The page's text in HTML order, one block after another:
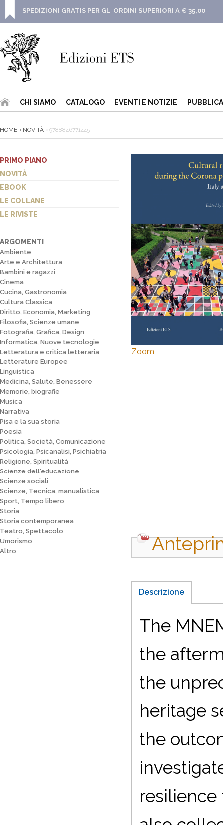
SPEDIZIONI GRATIS PER GLI ORDINI SUPERIORI A € 35,00
CHI SIAMO CATALOGO EVENTI E NOTIZIE
HOME NOVITÀ 9788846771445
PRIMO PIANO
NOVITÀ
EBOOK
LE COLLANE
LE RIVISTE
ARGOMENTI
Ambiente
Arte e Architettura
Bambini e ragazzi
Cinema
Cucina, Gastronomia
Cultura Classica
Diritto, Economia, Marketing
Filosofia, Scienze umane
Fotografia, Grafica, Design
Informatica, Nuove tecnologie
Letteratura e critica letteraria
Letterature Europee
Linguistica
Medicina, Salute, Benessere
Memorie, biografie
Musica
Narrativa
Pisa e la sua storia
Poesia
Politica, Società, Comunicazione
Psicologia, Psicanalisi, Psichiatria
Religione, Spiritualità
Scienze dell'educazione
Scienze sociali
Scienze, Tecnica, manualistica
Sport, Tempo libero
Storia
Storia contemporanea
Teatro, Spettacolo
Umorismo
Altro
Zoom
Descrizione
The
the
the
heritage
the